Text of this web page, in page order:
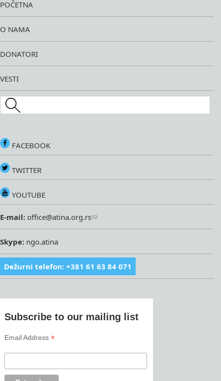
POČETNA
O NAMA
DONATORI
VESTI
Search this site
FACEBOOK
TWITTER
YOUTUBE
E-mail: office@atina.org.rs
Skype: ngo.atina
Dežurni telefon: +381 61 63 84 071
Subscribe to our mailing list
Email Address*